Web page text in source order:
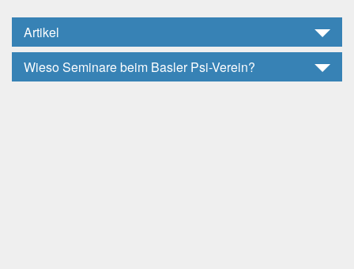
Artikel
Wieso Seminare beim Basler Psi-Verein?